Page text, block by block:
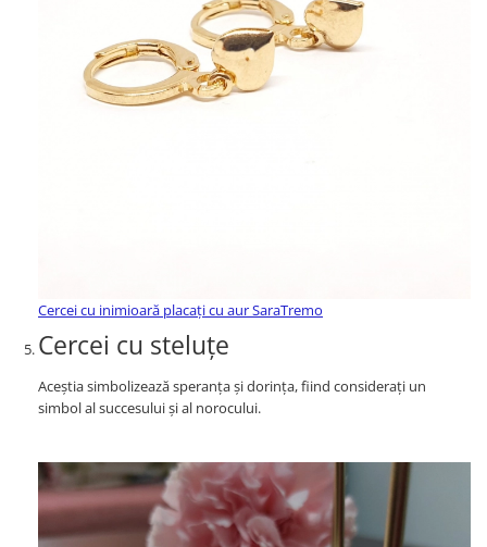
Cercei cu inimioară placați cu aur SaraTremo
Cercei cu steluțe
Aceștia simbolizează speranța și dorința, fiind considerați un
simbol al succesului și al norocului.